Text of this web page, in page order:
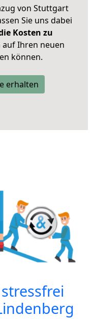
von Stuttgart
Sie uns dabei
Kosten zu
auf Ihren neuen
können.
erhalten